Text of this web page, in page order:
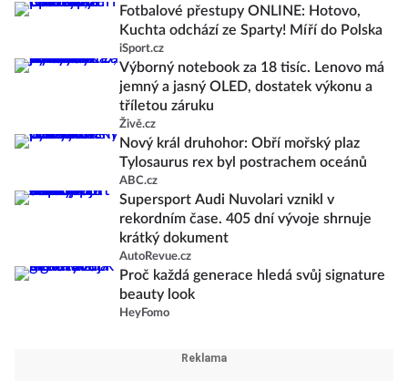
Fotbalové přestupy ONLINE: Hotovo,
Kuchta odchází ze Sparty! Míří do Polska
iSport.cz
Výborný notebook za 18 tisíc. Lenovo má
jemný a jasný OLED, dostatek výkonu a
tříletou záruku
Živě.cz
Nový král druhohor: Obří mořský plaz
Tylosaurus rex byl postrachem oceánů
ABC.cz
Supersport Audi Nuvolari vznikl v
rekordním čase. 405 dní vývoje shrnuje
krátký dokument
AutoRevue.cz
Proč každá generace hledá svůj signature
beauty look
HeyFomo